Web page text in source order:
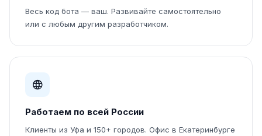
Весь код бота — ваш. Развивайте самостоятельно
или с любым другим разработчиком.
Работаем по всей России
Клиенты из Уфа и 150+ городов. Офис в Екатеринбурге